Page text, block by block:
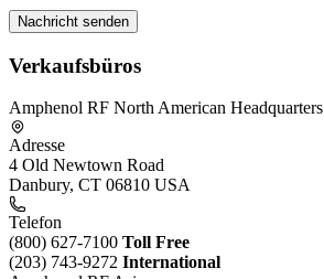
Verkaufsbüros
Amphenol RF North American Headquarters
Adresse
4 Old Newtown Road
Danbury, CT 06810 USA
Telefon
(800) 627-7100 Toll Free
(203) 743-9272 International